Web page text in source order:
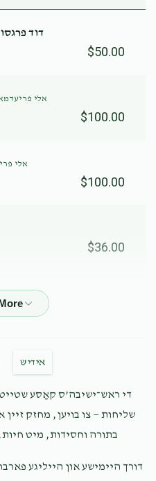
דוד
$50.00
אלי
$100.00
אלי
$100.00
$36.00
אלי פריעדמאן, מרדכי
$4.50
אידיש
די ראש־ישיבה’ס קאַסע שטייט
שליחות — צו בויען, מחזק זיין
בתורה וחסידות, מיט
דורך היימישע און הייליגע